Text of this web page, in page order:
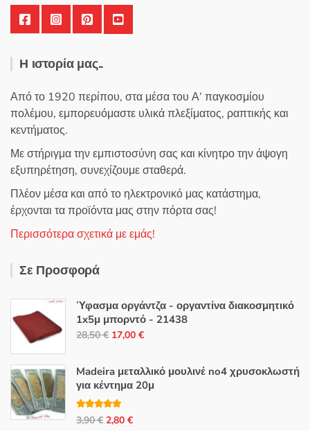
Η ιστορία μας..
Από το 1920 περίπου, στα μέσα του Α’ παγκοσμίου
πολέμου, εμπορευόμαστε υλικά πλεξίματος, ραπτικής και
κεντήματος.
Με στήριγμα την εμπιστοσύνη σας και κίνητρο την άψογη
εξυπηρέτηση, συνεχίζουμε σταθερά.
Πλέον μέσα και από το ηλεκτρονικό μας κατάστημα,
έρχονται τα προϊόντα μας στην πόρτα σας!
Περισσότερα σχετικά με εμάς!
Σε Προσφορά
Ύφασμα οργάντζα - οργαντίνα διακοσμητικό
1x5μ μπορντό - 21438
28,50€ Original
was:
28,50 €.
17,00 €Η
τιμή
είναι:
Madeira μεταλλικό μουλινέ no4 χρυσοκλωστή
για κέντημα 20μ
Βαθμολογή
θηκε με 5.00
3,90€ Original
2,80 €Η